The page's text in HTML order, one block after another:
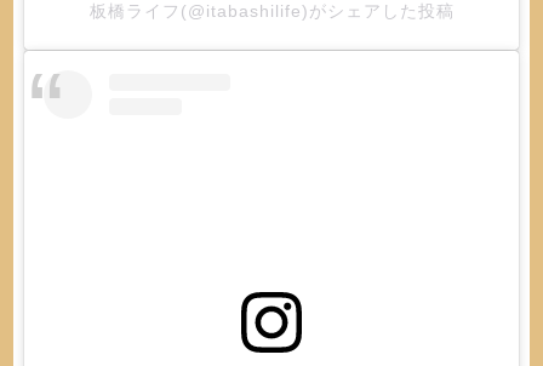
板橋ライフ(@itabashilife)がシェアした投稿